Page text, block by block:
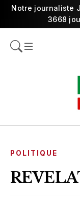
Notre journaliste
3668
POLITIQUE